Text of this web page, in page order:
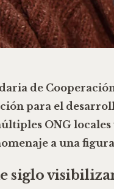
de
para el
ONG locales
a una
siglo